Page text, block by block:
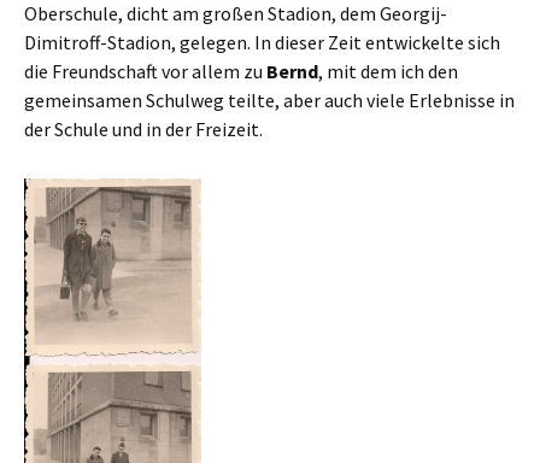
Oberschule, dicht am großen Stadion, dem Georgij-
Dimitroff-Stadion, gelegen. In dieser Zeit entwickelte sich
die Freundschaft vor allem zu Bernd, mit dem ich den
gemeinsamen Schulweg teilte, aber auch viele Erlebnisse in
der Schule und in der Freizeit.